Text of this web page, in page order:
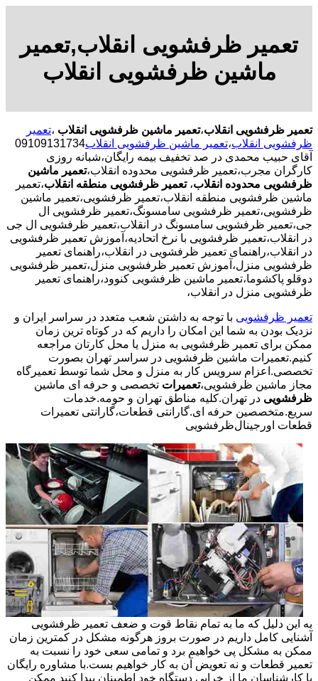
تعمیر ظرفشویی انقلاب,تعمیر
ماشین ظرفشویی انقلاب
تعمیر ظرفشویی انقلاب،تعمیر ماشین ظرفشویی انقلاب ،تعمیر
ظرفشویی انقلاب،تعمیر ماشین ظرفشویی انقلاب09109131734
آقای حبیب محمدی در صد تخفیف بیمه رایگان،شبانه روزی
کارگران مجرب،تعمیر ظرفشویی محدوده انقلاب،تعمیر ماشین
ظرفشویی محدوده انقلاب، تعمیر ظرفشویی منطقه انقلاب،تعمیر
ماشین ظرفشویی منطقه انقلاب،تعمیر ظرفشویی،تعمیر ماشین
ظرفشویی،تعمیر ظرفشویی سامسونگ،تعمیر ظرفشویی ال
جی،تعمیر ظرفشویی سامسونگ در انقلاب،تعمیر ظرفشویی ال جی
در انقلاب،تعمیر ظرفشویی با نرخ اتحادیه،آموزش تعمیر ظرفشویی
در انقلاب،راهنمای تعمیر ظرفشویی در انقلاب،راهنمای تعمیر
ظرفشویی منزل،آموزش تعمیر ظرفشویی منزل،تعمیر ظرفشویی
دوقلو پاکشوما،تعمیر ماشین ظرفشویی کنوود،راهنمای تعمیر
ظرفشویی منزل در انقلاب،
تعمیر ظرفشویی با توجه به داشتن شعب متعدد در سراسر ایران و
نزدیک بودن به شما این امکان را داریم که در کوتاه ترین زمان
ممکن برای تعمیر ظرفشویی به منزل یا محل کارتان مراجعه
کنیم.تعمیرات ماشین ظرفشویی در سراسر تهران بصورت
تخصصی.اعزام سرویس کار به منزل و محل شما توسط تعمیرگاه
مجاز ماشین ظرفشویی،تعمیرات تخصصی و حرفه ای ماشین
ظرفشویی در تهران.کلیه مناطق تهران و حومه.خدمات
سریع.متخصصین حرفه ای.گارانتی قطعات،گارانتی تعمیرات
قطعات اورجینالظرفشویی
به این دلیل که ما به تمام نقاط قوت و ضعف تعمیر ظرفشویی
آشنایی کامل داریم در صورت بروز هرگونه مشکل در کمترین زمان
ممکن به مشکل پی خواهیم برد و تمامی سعی خود را نسبت به
تعمیر قطعات و نه تعویض آن به کار خواهیم بست.با مشاوره رایگان
با کارشناسان ما از خرابی دستگاه خود اطمینان پیدا کنید ممکن